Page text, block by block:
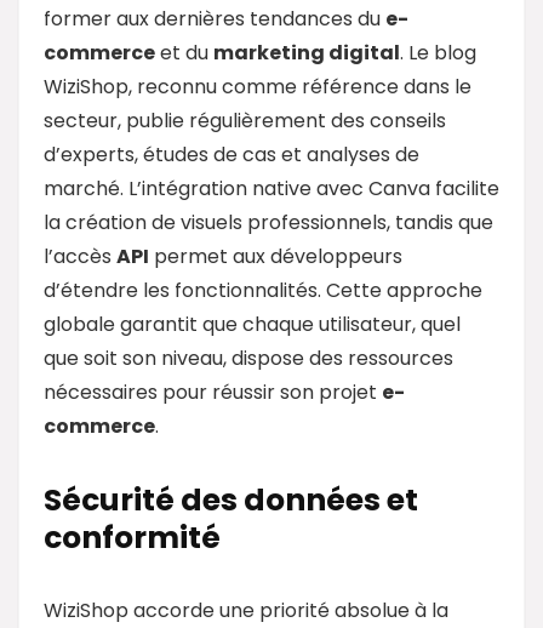
former aux dernières tendances du e-
commerceet du marketing digital. Le blog
WiziShop, reconnu comme référence dans le
secteur, publie régulièrement des conseils
d’experts, études de cas et analyses de
marché. L’intégration native avec Canva facilite
la création de visuels professionnels, tandis que
l’accès API permet aux développeurs
d’étendre les fonctionnalités. Cette approche
globale garantit que chaque utilisateur, quel
que soit son niveau, dispose des ressources
nécessaires pour réussir son projet e-
commerce.
Sécurité des données et
conformité
WiziShop accorde une priorité absolue à la